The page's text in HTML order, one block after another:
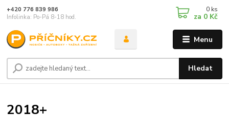
Menu
Hledat
+420 776 839 986
Infolinka: Po-Pá 8-18 hod.
0 ks
za 0 Kč
2018+